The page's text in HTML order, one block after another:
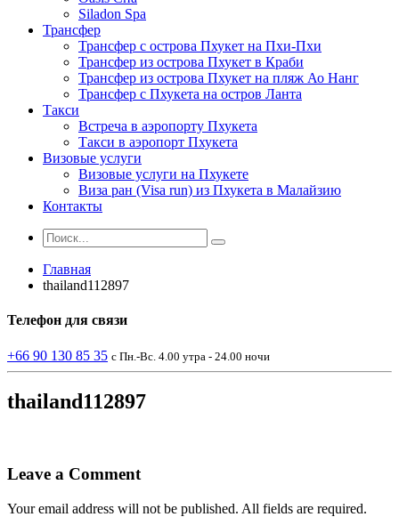
Siladon Spa
Трансфер
Трансфер с острова Пхукет на Пхи-Пхи
Трансфер из острова Пхукет в Краби
Трансфер из острова Пхукет на пляж Ао Нанг
Трансфер с Пхукета на остров Ланта
Такси
Встреча в аэропорту Пхукета
Такси в аэропорт Пхукета
Визовые услуги
Визовые услуги на Пхукете
Виза ран (Visa run) из Пхукета в Малайзию
Контакты
Главная
thailand112897
Телефон для связи
+66 90 130 85 35 с Пн.-Вс. 4.00 утра - 24.00 ночи
thailand112897
Leave a Comment
Your email address will not be published. All fields are required.